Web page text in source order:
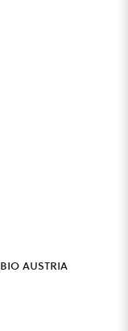
bio austria